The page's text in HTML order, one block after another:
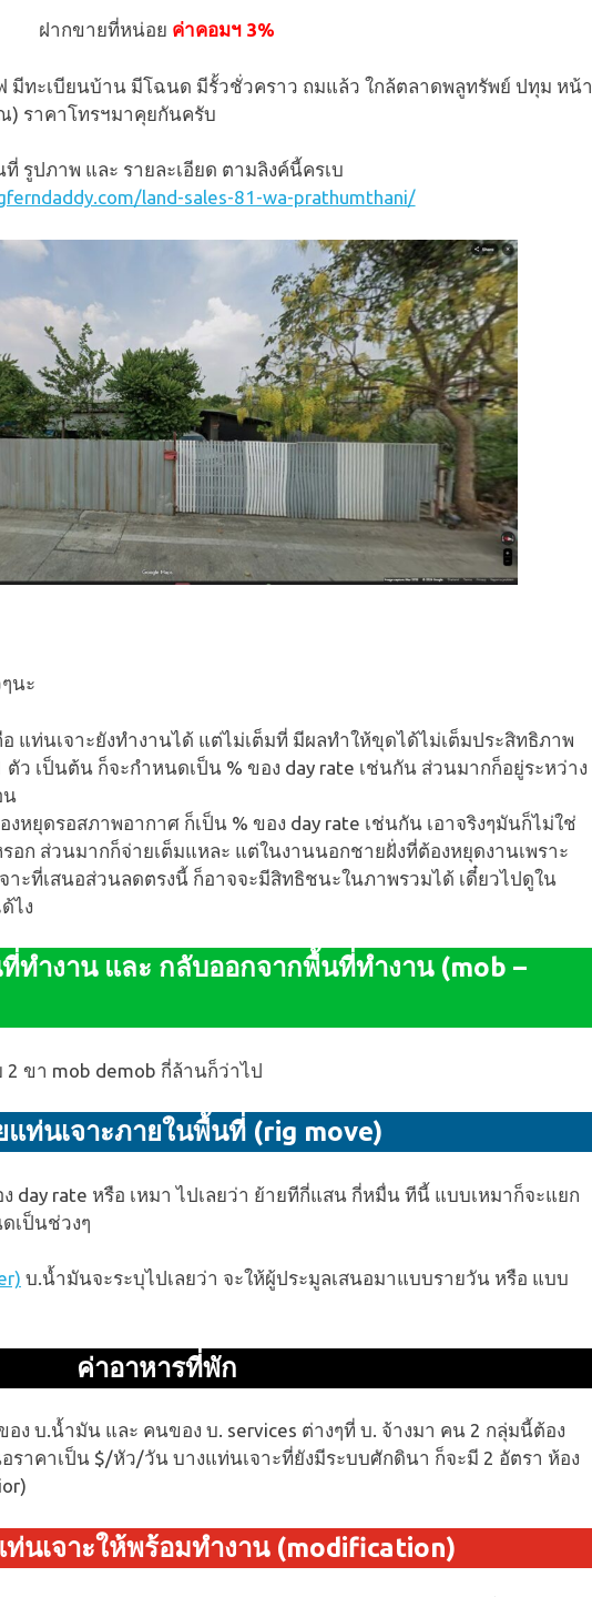
ฝากขายที่หน่อย ค่าคอมฯ 3%
มีทะเบียนบ้าน มีโฉนด มีรั้วชั่วคราว ถมแล้ว ใกล้ตลาดพลูทรัพย์ ปทุม หน้า
) ราคาโทรฯมาคุยกันครับ
ที่ รูปภาพ และ รายละเอียด ตามลิงค์นี้ครเบ
land-sales-81-wa-prathumthani/
นะ
แท่นเจาะยังทำงานได้ แต่ไม่เต็มที่ มีผลทำให้ขุดได้ไม่เต็มประสิทธิภาพ
ตัว เป็นต้น ก็จะกำหนดเป็น % ของ day rate เช่นกัน ส่วนมากก็อยู่ระหว่าง
น
งหยุดรอสภาพอากาศ ก็เป็น % ของ day rate เช่นกัน เอาจริงๆมันก็ไม่ใช่
อก ส่วนมากก็จ่ายเต็มแหละ แต่ในงานนอกชายฝั่งที่ต้องหยุดงานเพราะ
ะที่เสนอส่วนลดตรงนี้ ก็อาจจะมีสิทธิชนะในภาพรวมได้ เดี๋ยวไปดูใน
ไง
ทำงาน และ กลับออกจากพื้นที่ทำงาน (mob –
2 ขา mob demob กี่ล้านก็ว่าไป
แท่นเจาะภายในพื้นที่ (rig move)
day rate หรือ เหมา ไปเลยว่า ย้ายทีกี่แสน กี่หมื่น ทีนี้ แบบเหมาก็จะแยก
เป็นช่วงๆ
บ.น้ำมันจะระบุไปเลยว่า จะให้ผู้ประมูลเสนอมาแบบรายวัน หรือ แบบ
ค่าอาหารที่พัก
ง บ.น้ำมัน และ คนของ บ. services ต่างๆที่ บ. จ้างมา คน 2 กลุ่มนี้ต้อง
ราคาเป็น $/หัว/วัน บางแท่นเจาะที่ยังมีระบบศักดินา ก็จะมี 2 อัตรา ห้อง
นเจาะให้พร้อมทำงาน (modification)